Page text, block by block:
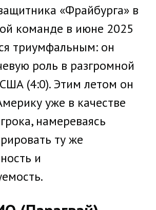
«Фрайбурга» в
команде в июне 2025
триумфальным: он
роль в разгромной
(4:0). Этим летом он
уже в качестве
намереваясь
ту же
и